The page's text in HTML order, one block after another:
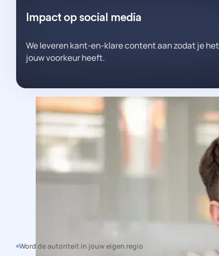
Impact op social media
We leveren kant-en-klare content aan zodat je
jouw voorkeur heeft.
Word de autoriteit in jouw eigen regio